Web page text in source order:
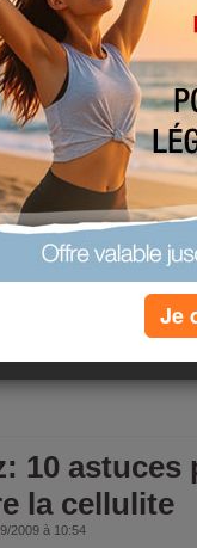
éviter la
2009 à 17:12
j'ai fait10/10
10
prendre
grippe A
10
la cellulite
2009 à 10:54
Je